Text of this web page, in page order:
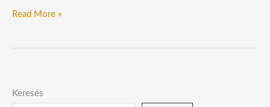
Read More »
Keresés